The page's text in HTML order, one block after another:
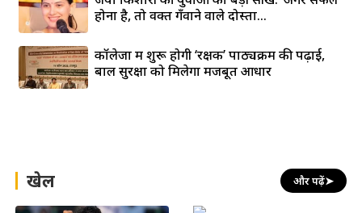
होना है, तो वक्त गँवाने वाले दोस्तों...
कॉलेजों में शुरू होगी ‘रक्षक’ पाठ्यक्रम की पढ़ाई,
बाल सुरक्षा को मिलेगा मजबूत आधार
खेल और पढ़ें➤